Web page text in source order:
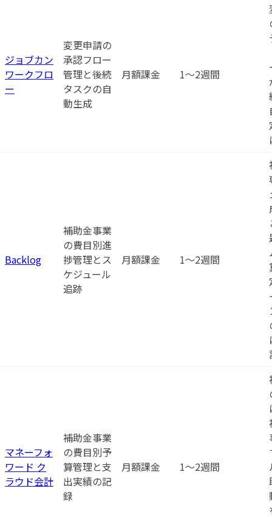
ジョブカン
ワークフロ
ー
変更申請の
承認フロー
管理と後続
タスクの自
動生成
月額課金 1〜2週間
Backlog
補助金事業
の費目別進
捗管理とス
ケジュール
追跡
月額課金 1〜2週間
マネーフォ
ワード ク
ラウド会計
補助金事業
の費目別予
算管理と支
出実績の記
録
月額課金 1〜2週間